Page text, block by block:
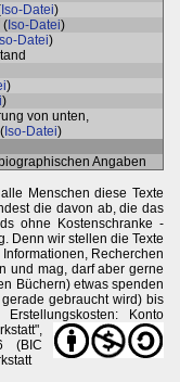
Iso-Datei)
( Iso-Datei)
Iso-Datei)
)
)
von unten,
Iso-Datei)
Angaben
Menschen diese Texte
die davon ab, die das
ohne Kostenschranke -
Denn wir stellen die Texte
Recherchen
und mag, darf aber gerne
Büchern) etwas spenden
gebraucht wird) bis
Konto
(BIC